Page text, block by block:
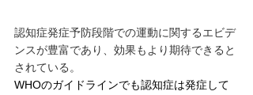
認知症発症予防段階での運動に関するエビデ
ンスが豊富であり、効果もより期待できると
されている。
WHOのガイドラインでも認知症は発症して